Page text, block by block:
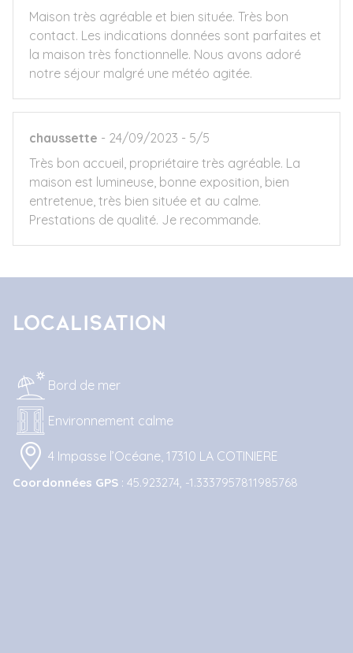
Maison très agréable et bien située. Très bon
contact. Les indications données sont parfaites et
la maison très fonctionnelle. Nous avons adoré
notre séjour malgré une météo agitée.
chaussette 24/09/2023
5/5
Très bon accueil, propriétaire très agréable. La
maison est lumineuse, bonne exposition, bien
entretenue, très bien située et au calme.
Prestations de qualité. Je recommande.
Localisation
Bord de mer
Environnement calme
4 Impasse l’Océane, 17310 LA COTINIERE
Coordonnées GPS : 45.923274, -1.3337957811985768